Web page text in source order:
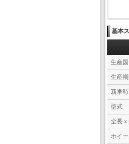
基本
生産国
生産期
新車
型式
全長
ホイ